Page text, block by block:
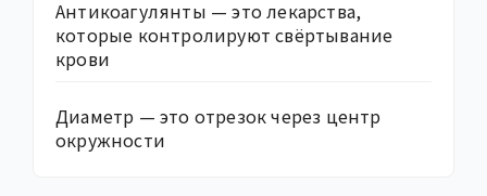
Антикоагулянты — это лекарства,
которые контролируют свёртывание
крови
Диаметр — это отрезок через центр
окружности